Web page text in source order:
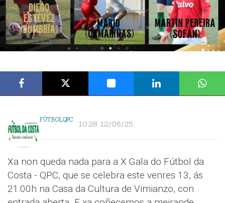
FÚTBOLQPC 10:28 12/06/25
Xa non queda nada para a X Gala do Fútbol da
Costa - QPC, que se celebra este venres 13, ás
21:00h na Casa da Cultura de Vimianzo, con